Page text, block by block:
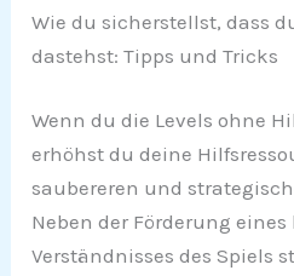
Wie du sicherstellst, dass
dastehst: Tipps und Tricks
Wenn du die Levels ohne
erhöhst du deine
saubereren und
Neben der Förderung eines
Verständnisses des Spiels